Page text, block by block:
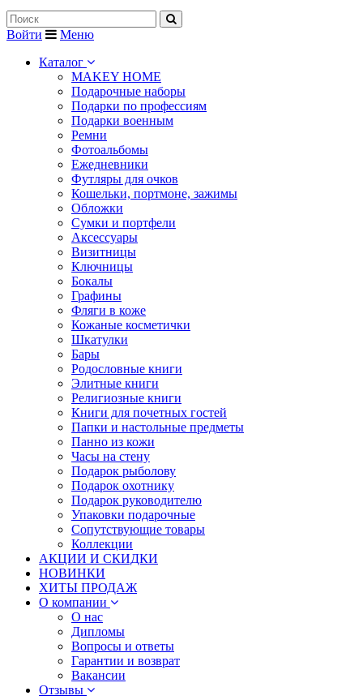
Войти
Меню
Каталог
MAKEY HOME
Подарочные наборы
Подарки по профессиям
Подарки военным
Ремни
Фотоальбомы
Ежедневники
Футляры для очков
Кошельки, портмоне, зажимы
Обложки
Сумки и портфели
Аксессуары
Визитницы
Ключницы
Бокалы
Графины
Фляги в коже
Кожаные косметички
Шкатулки
Бары
Родословные книги
Элитные книги
Религиозные книги
Книги для почетных гостей
Папки и настольные предметы
Панно из кожи
Часы на стену
Подарок рыболову
Подарок охотнику
Подарок руководителю
Упаковки подарочные
Сопутствующие товары
Коллекции
АКЦИИ И СКИДКИ
НОВИНКИ
ХИТЫ ПРОДАЖ
О компании
О нас
Дипломы
Вопросы и ответы
Гарантии и возврат
Вакансии
Отзывы